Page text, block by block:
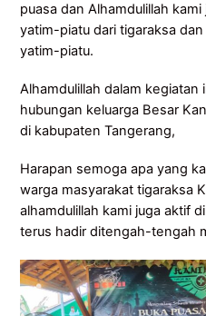
puasa dan Alhamdulillah
yatim-piatu dari tigaraksa
yatim-piatu.
Alhamdulillah dalam
hubungan keluarga Besar
di kabupaten Tangerang,
Harapan semoga apa yang
warga masyarakat tigaraksa
alhamdulillah kami juga aktif
terus hadir ditengah-tengah